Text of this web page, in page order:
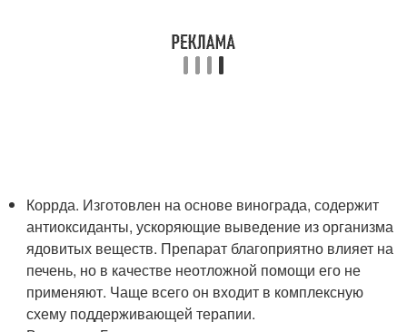
Коррда. Изготовлен на основе винограда, содержит
антиоксиданты, ускоряющие выведение из организма
ядовитых веществ. Препарат благоприятно влияет на
печень, но в качестве неотложной помощи его не
применяют. Чаще всего он входит в комплексную
схему поддерживающей терапии.